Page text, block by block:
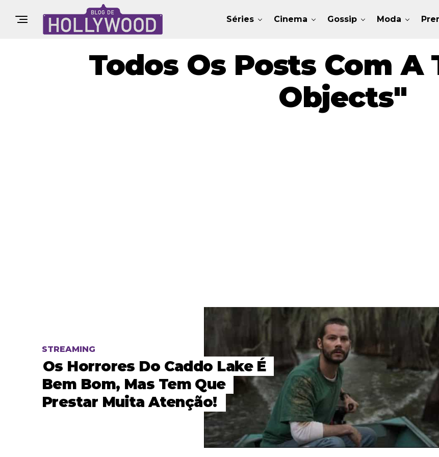
Séries Cinema Gossip Moda
Todos Os Posts Com A
Objects"
STREAMING
Os Horrores Do Caddo Lake É
Bem Bom, Mas Tem Que
Prestar Muita Atenção!